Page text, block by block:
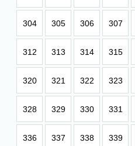
304 305 306 307
312 313 314 315
320 321 322 323
328 329 330 331
336 337 338 339